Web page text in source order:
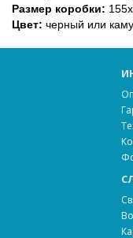
Размер коробки:
Цвет: черный или